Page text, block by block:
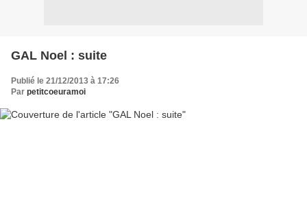
GAL Noel : suite
Publié le 21/12/2013 à 17:26
Par petitcoeuramoi